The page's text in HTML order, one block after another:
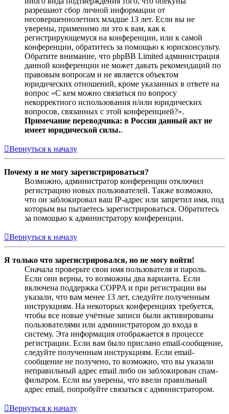
разрешают сбор личной информации от
несовершеннолетних младше 13 лет. Если вы не
уверены, применимо ли это к вам, как к
регистрирующемуся на конференции, или к самой
конференции, обратитесь за помощью к юрисконсульту.
Обратите внимание, что phpBB Limited администрация
данной конференции не может давать рекомендаций по
правовым вопросам и не является объектом
юридических отношений, кроме указанных в ответе на
вопрос «С кем можно связаться по вопросу
некорректного использования и/или юридических
вопросов, связанных с этой конференцией?».
Примечание переводчика: в России данный акт не
имеет юридической силы..
Вернуться к началу
Почему я не могу зарегистрироваться?
Возможно, администратор конференции отключил
регистрацию новых пользователей. Также возможно,
что он заблокировал ваш IP-адрес или запретил имя, под
которым вы пытаетесь зарегистрироваться. Обратитесь
за помощью к администратору конференции.
Вернуться к началу
Я только что зарегистрировался, но не могу войти!
Сначала проверьте свои имя пользователя и пароль.
Если они верны, то возможны два варианта. Если
включена поддержка COPPA и при регистрации вы
указали, что вам менее 13 лет, следуйте полученным
инструкциям. На некоторых конференциях требуется,
чтобы все новые учётные записи были активированы
пользователями или администратором до входа в
систему. Эта информация отображается в процессе
регистрации. Если вам было прислано email-сообщение,
следуйте полученным инструкциям. Если email-
сообщение не получено, то возможно, что вы указали
неправильный адрес email либо он заблокирован спам-
фильтром. Если вы уверены, что ввели правильный
адрес email, попробуйте связаться с администратором.
Вернуться к началу